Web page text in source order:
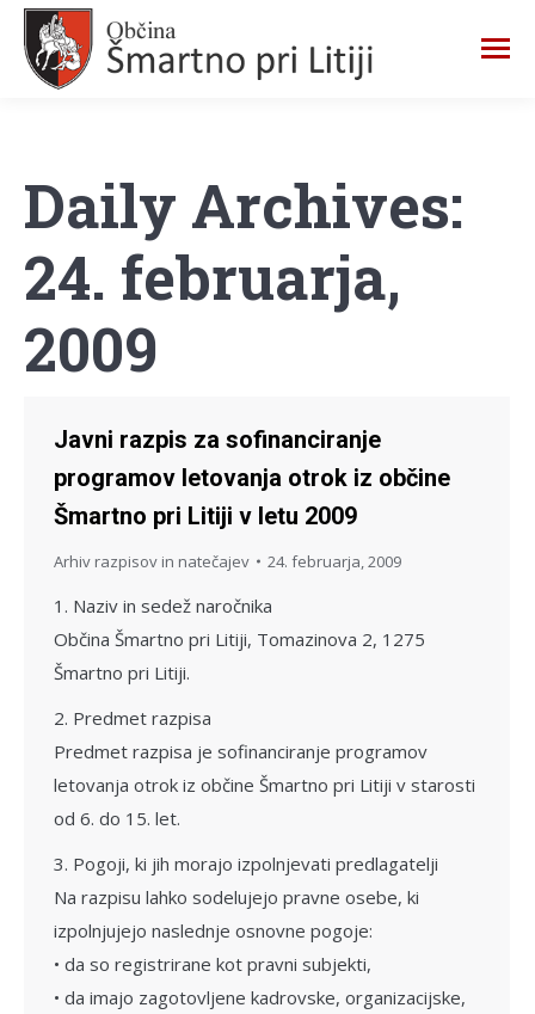
Daily Archives:
24. februarja,
2009
Javni razpis za sofinanciranje
programov letovanja otrok iz občine
Šmartno pri Litiji v letu 2009
Arhiv razpisov in natečajev 24. februarja, 2009
1. Naziv in sedež naročnika
Občina Šmartno pri Litiji, Tomazinova 2, 1275
Šmartno pri Litiji.
2. Predmet razpisa
Predmet razpisa je sofinanciranje programov
letovanja otrok iz občine Šmartno pri Litiji v starosti
od 6. do 15. let.
3. Pogoji, ki jih morajo izpolnjevati predlagatelji
Na razpisu lahko sodelujejo pravne osebe, ki
izpolnjujejo naslednje osnovne pogoje:
• da so registrirane kot pravni subjekti,
• da imajo zagotovljene kadrovske, organizacijske,